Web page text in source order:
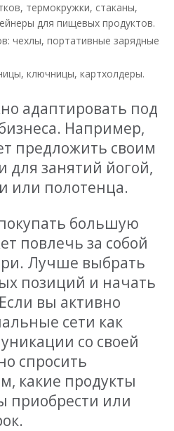
термокружки, стаканы,
для пищевых продуктов.
чехлы, портативные зарядные
ключницы, картхолдеры.
адаптировать под
Например,
предложить своим
для занятий йогой,
или полотенца.
большую
повлечь за собой
Лучше выбрать
позиций и начать
вы активно
сети как
со своей
спросить
какие продукты
приобрести или